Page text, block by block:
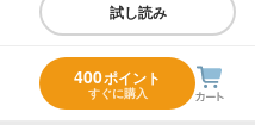
試し読み
400ポイント
すぐに購入